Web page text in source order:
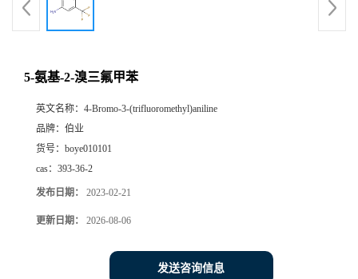
5-氨基-2-溴三氟甲苯
英文名称： 4-Bromo-3-(trifluoromethyl)aniline
品牌： 伯业
货号： boye010101
cas： 393-36-2
发布日期： 2023-02-21
更新日期： 2026-08-06
发送咨询信息